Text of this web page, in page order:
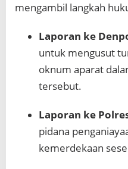
mengambil langkah
Laporan ke
untuk mengusut
oknum aparat
tersebut.
Laporan ke
pidana
kemerdekaan